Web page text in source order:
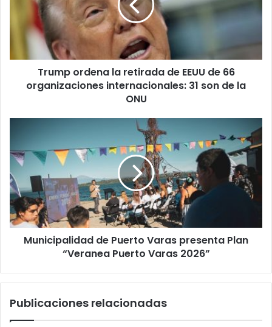
organizaciones
internacionales:
Trump ordena la retirada de EEUU de 66
organizaciones internacionales: 31 son de la
ONU
Puerto
Varas
presenta
Plan
“Veranea
Puerto
Varas
2026”Municipalidad de Puerto Varas presenta Plan
“Veranea Puerto Varas 2026”
Publicaciones relacionadas